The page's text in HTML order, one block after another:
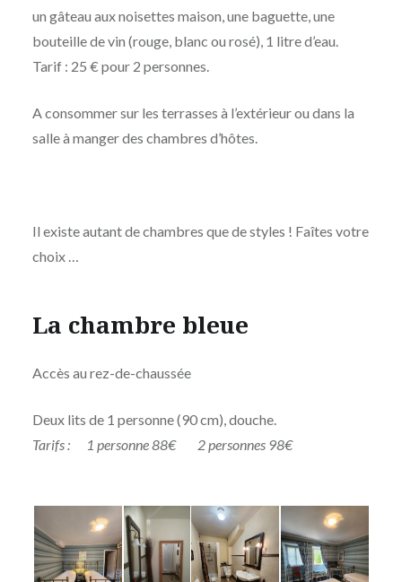
un gâteau aux noisettes maison, une baguette, une
bouteille de vin (rouge, blanc ou rosé), 1 litre d’eau.
Tarif : 25 € pour 2 personnes.
A consommer sur les terrasses à l’extérieur ou dans la
salle à manger des chambres d’hôtes.
Il existe autant de chambres que de styles ! Faîtes votre
choix …
La chambre bleue
Accès au rez-de-chaussée
Deux lits de 1 personne (90 cm), douche.
Tarifs : 1 personne 88€ 2 personnes 98€